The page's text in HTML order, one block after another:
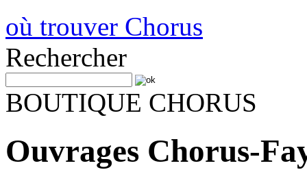
où trouver Chorus
Rechercher
BOUTIQUE CHORUS
Ouvrages Chorus-